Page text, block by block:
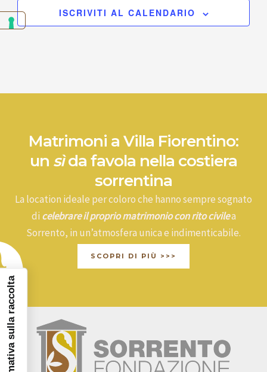
ISCRIVITI AL CALENDARIO
Matrimoni a Villa Fiorentino:
un sìda favola nella costiera
sorrentina
La location ideale per coloro che hanno sempre sognato
di celebrare il proprio matrimonio con rito civilea
Sorrento, in un’atmosfera unica e indimenticabile.
SCOPRI DI PIÙ >>>
Informativa sulla raccolta